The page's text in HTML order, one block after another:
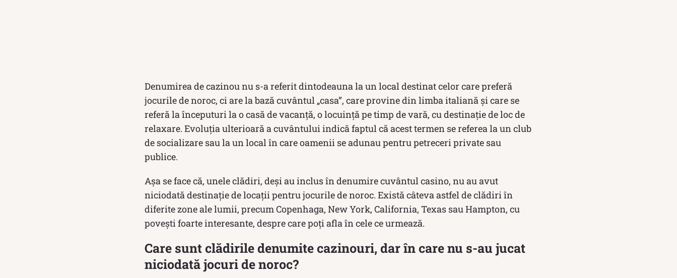
Denumirea de cazinou nu s-a referit dintodeauna la un local destinat celor care preferă
jocurile de noroc, ci are la bază cuvântul „casa”, care provine din limba italiană și care se
referă la începuturi la o casă de vacanță, o locuință pe timp de vară, cu destinație de loc de
relaxare. Evoluția ulterioară a cuvântului indică faptul că acest termen se referea la un club
de socializare sau la un local în care oamenii se adunau pentru petreceri private sau
publice.
Așa se face că, unele clădiri, deși au inclus în denumire cuvântul casino, nu au avut
niciodată destinație de locații pentru jocurile de noroc. Există câteva astfel de clădiri în
diferite zone ale lumii, precum Copenhaga, New York, California, Texas sau Hampton, cu
povești foarte interesante, despre care poți afla în cele ce urmează.
Care sunt clădirile denumite cazinouri, dar în care nu s-au jucat
niciodată jocuri de noroc?